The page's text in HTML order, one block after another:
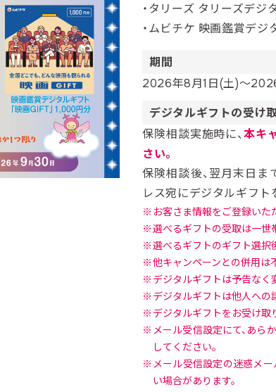
・タリーズ タリーズデ
・ムビチケ 映画鑑賞デジ
期間
2026年8月1日(土)～
デジタルギフトの受け
保険相談実施時に、本キ
さい。
保険相談後、翌月末日ま
レス宛にデジタルギフト
お客さま情報をご登録いた
選べるギフトの受取は一世
選べるギフトのギフト選択
他キャンペーンとの併用は
デジタルギフトは予告なく
デジタルギフトは他人への
デジタルギフトをお受け取
メール受信設定にて、あら
してください。
メール受信設定の迷惑メ
い場合があります。